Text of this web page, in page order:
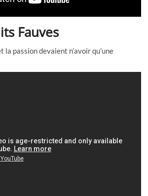
Fauves
la passion devaient n’avoir qu’une